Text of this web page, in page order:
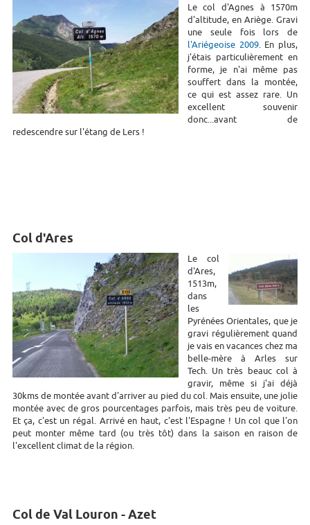
Le col d'Agnes à 1570m
d'altitude, en Ariège. Gravi
une seule fois lors de
l'Ariégeoise 2009. En plus,
j'étais particulièrement en
forme, je n'ai même pas
souffert dans la montée,
ce qui est assez rare. Un
excellent souvenir
donc...avant de
redescendre sur l'étang de Lers !
Col d'Ares
Le col
d'Ares,
1513m,
dans
les
Pyrénées Orientales, que je
gravi régulièrement quand
je vais en vacances chez ma
belle-mère à Arles sur
Tech. Un très beauc col à
gravir, même si j'ai déjà
30kms de montée avant d'arriver au pied du col. Mais ensuite, une jolie
montée avec de gros pourcentages parfois, mais très peu de voiture.
Et ça, c'est un régal. Arrivé en haut, c'est l'Espagne ! Un col que l'on
peut monter même tard (ou très tôt) dans la saison en raison de
l'excellent climat de la région.
Col de Val Louron - Azet